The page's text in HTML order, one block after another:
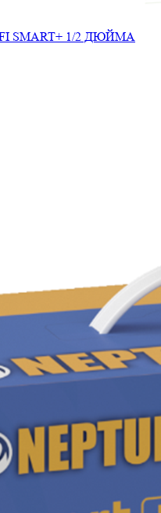
SMART+ 1/2 ДЮЙМА